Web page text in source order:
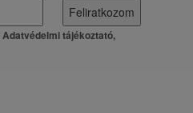
Adatvédelmi tájékoztató